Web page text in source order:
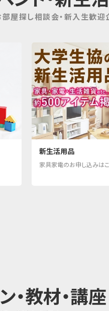
屋探し相談会・新入生歓迎
新生活用品
家具家電のお申し込みは
・教材・講座